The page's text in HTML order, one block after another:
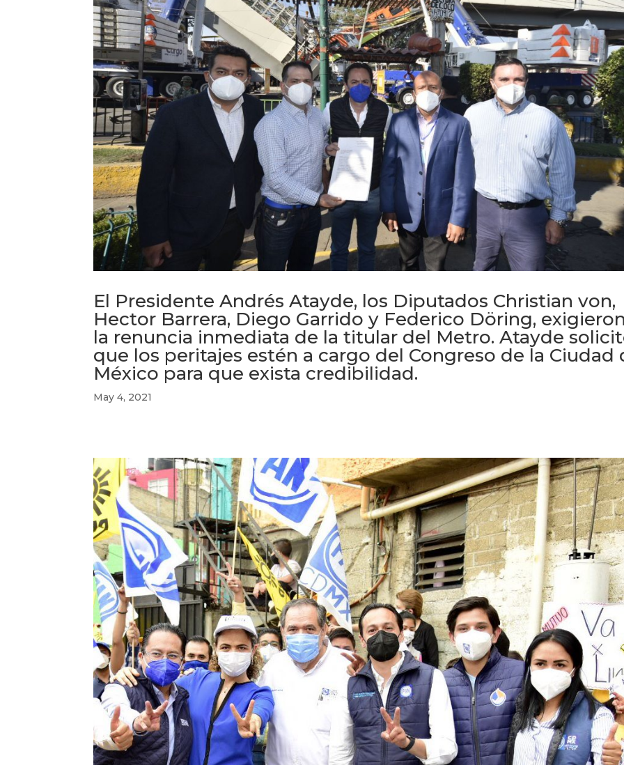
El Presidente Andrés Atayde, los Diputados Christian von,
Hector Barrera, Diego Garrido y Federico Döring,
la renuncia inmediata de la titular del Metro. Atayde
que los peritajes estén a cargo del Congreso de la Ciudad
México para que exista credibilidad.
May 4, 2021